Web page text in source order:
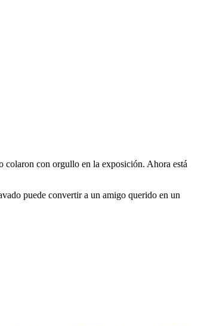
colaron con orgullo en la exposición. Ahora está
puede convertir a un amigo querido en un